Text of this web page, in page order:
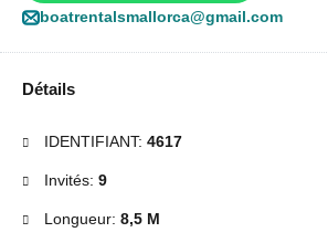
boatrentalsmallorca@gmail.com
Détails
IDENTIFIANT: 4617
Invités: 9
Longueur: 8,5 M